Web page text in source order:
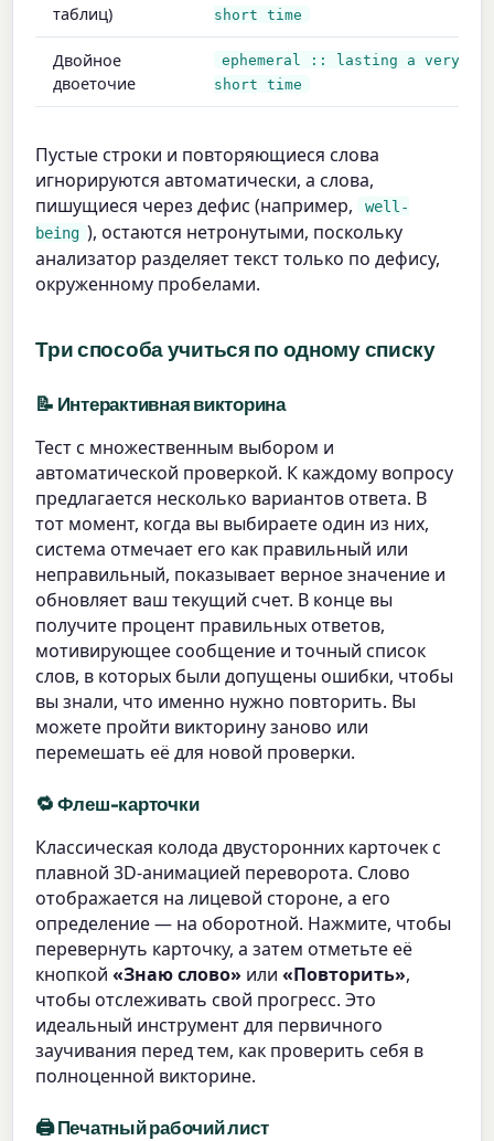
таблиц)
short time
Двойное
двоеточие
ephemeral :: lasting a very
short time
Пустые строки и повторяющиеся слова
игнорируются автоматически, а слова,
пишущиеся через дефис (например,
well-
being ), остаются нетронутыми, поскольку
анализатор разделяет текст только по дефису,
окруженному пробелами.
Три способа учиться по одному списку
📝 Интерактивная викторина
Тест с множественным выбором и
автоматической проверкой. К каждому вопросу
предлагается несколько вариантов ответа. В
тот момент, когда вы выбираете один из них,
система отмечает его как правильный или
неправильный, показывает верное значение и
обновляет ваш текущий счет. В конце вы
получите процент правильных ответов,
мотивирующее сообщение и точный список
слов, в которых были допущены ошибки, чтобы
вы знали, что именно нужно повторить. Вы
можете пройти викторину заново или
перемешать её для новой проверки.
🔁 Флеш-карточки
Классическая колода двусторонних карточек с
плавной 3D-анимацией переворота. Слово
отображается на лицевой стороне, а его
определение — на оборотной. Нажмите, чтобы
перевернуть карточку, а затем отметьте её
кнопкой«Знаю слово» или«Повторить»,
чтобы отслеживать свой прогресс. Это
идеальный инструмент для первичного
заучивания перед тем, как проверить себя в
полноценной викторине.
🖨️ Печатный рабочий лист